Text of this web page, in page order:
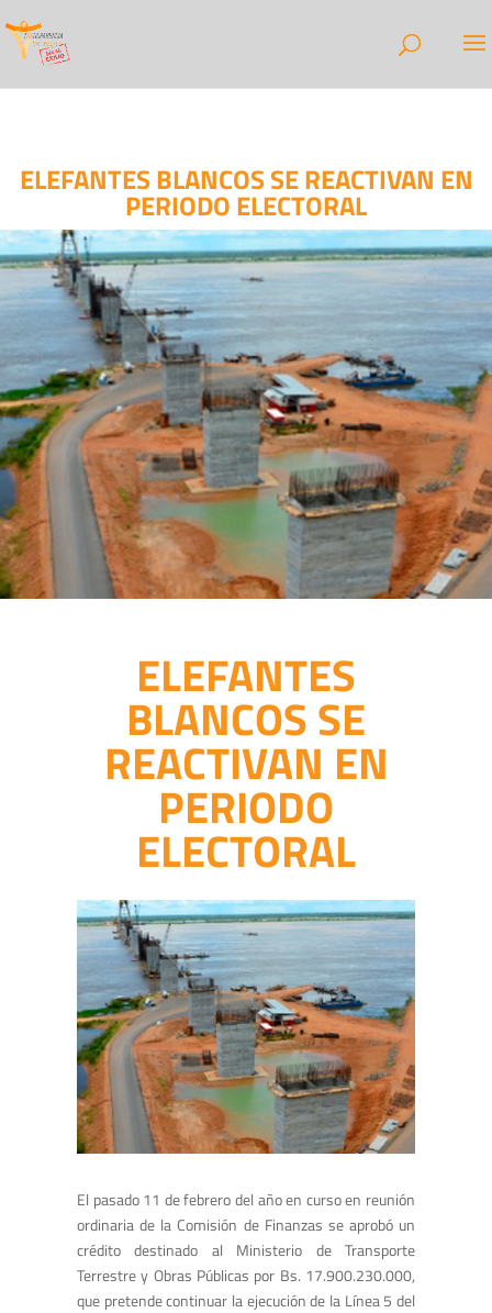
ELEFANTES BLANCOS SE REACTIVAN EN
PERIODO ELECTORAL
ELEFANTES
BLANCOS SE
REACTIVAN EN
PERIODO
ELECTORAL
El pasado 11 de febrero del año en curso en reunión
ordinaria de la Comisión de Finanzas se aprobó un
crédito destinado al Ministerio de Transporte
Terrestre y Obras Públicas por Bs. 17.900.230.000,
que pretende continuar la ejecución de la Línea 5 del